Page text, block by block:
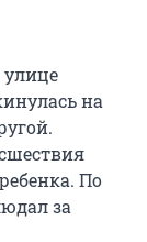
улице
на
По
за